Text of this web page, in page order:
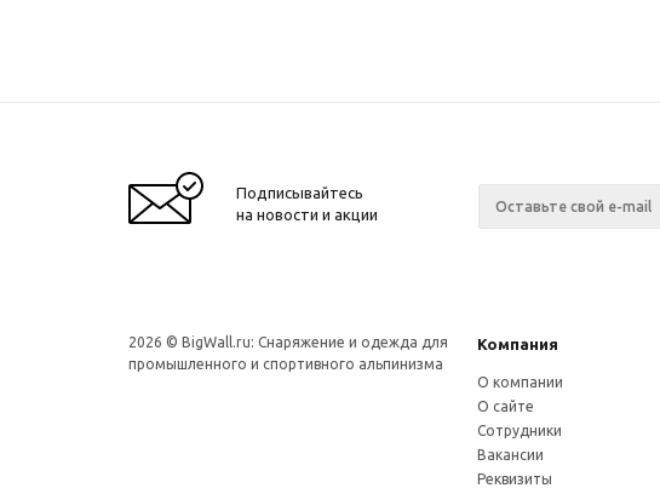
Подписывайтесь
на новости и акции
2026 © BigWall.ru: Снаряжение и одежда для
промышленного и спортивного альпинизма
Компания
О компании
О сайте
Сотрудники
Вакансии
Реквизиты